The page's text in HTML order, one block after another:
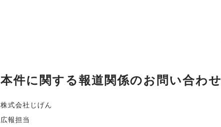
本件に関する報道関係のお問い合わせ
株式会社じげん
広報担当